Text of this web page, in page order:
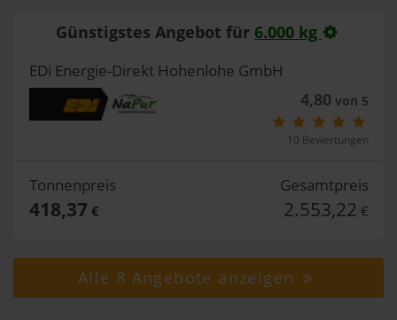
Günstigstes Angebot für 6.000 kg
EDi Energie-Direkt Hohenlohe GmbH
4,80 von 5
10 Bewertungen
Tonnenpreis
418,37 €
Gesamtpreis
2.553,22 €
Alle 8 Angebote anzeigen